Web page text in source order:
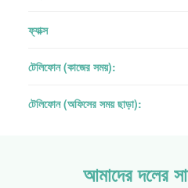
ফ্যাক্স
টেলিফোন (কাজের সময়):
টেলিফোন (অফিসের সময় ছাড়া):
আমাদের দলের